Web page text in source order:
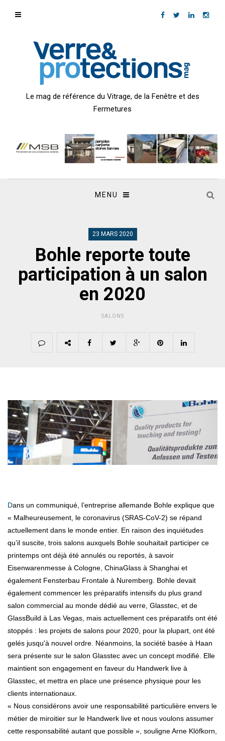
Le mag de référence du Vitrage, de la Fenêtre et des
Fermetures
MENU
23 MARS 2020
Bohle reporte toute
participation à un salon
en 2020
SALONS
Dans un communiqué, l’entreprise allemande Bohle explique que
« Malheureusement, le coronavirus (SRAS-CoV-2) se répand
actuellement dans le monde entier. En raison des inquiétudes
qu’il suscite, trois salons auxquels Bohle souhaitait participer ce
printemps ont déjà été annulés ou reportés, à savoir
Eisenwarenmesse à Cologne, ChinaGlass à Shanghai et
également Fensterbau Frontale à Nuremberg. Bohle devait
également commencer les préparatifs intensifs du plus grand
salon commercial au monde dédié au verre, Glasstec, et de
GlassBuild à Las Vegas, mais actuellement ces préparatifs ont été
stoppés : les projets de salons pour 2020, pour la plupart, ont été
gelés jusqu'à nouvel ordre. Néanmoins, la société basée à Haan
sera présente sur le salon Glasstec avec un concept modifié. Elle
maintient son engagement en faveur du Handwerk live à
Glasstec, et mettra en place une présence physique pour les
clients internationaux.
« Nous considérons avoir une responsabilité particulière envers le
métier de miroitier sur le Handwerk live et nous voulons assumer
cette responsabilité autant que possible », souligne Arne Klöfkorn,